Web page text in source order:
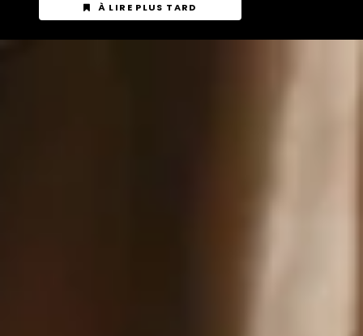
À LIRE PLUS TARD